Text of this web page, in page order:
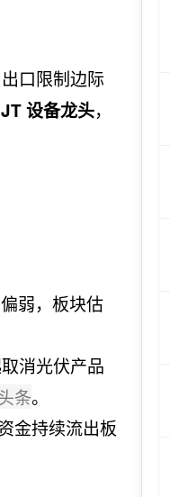
口限制边际
设备龙头，
弱，板块估
消光伏产品
条。
金持续流出板